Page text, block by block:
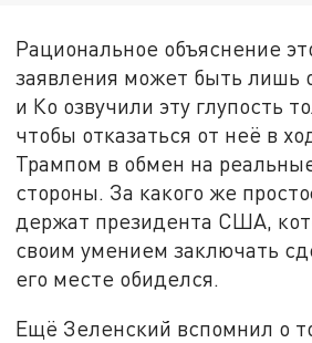
Рациональное объяснение
заявления может быть лишь
и Ко озвучили эту глупость
чтобы отказаться от неё в
Трампом в обмен на
стороны. За какого же
держат президента США,
своим умением заключать
его месте обиделся.
Ещё Зеленский вспомнил о